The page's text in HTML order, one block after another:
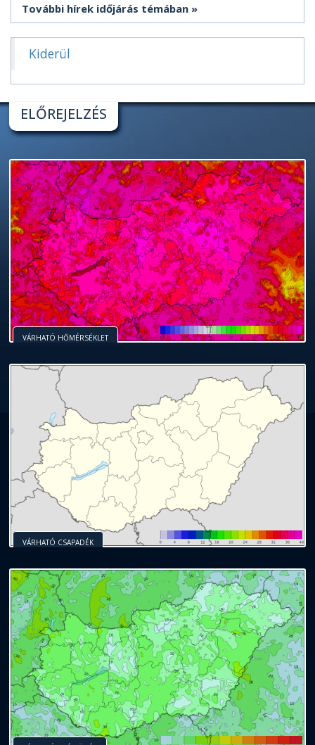
További hírek időjárás témában
Kiderül
ELŐREJELZÉS
VÁRHATÓ HŐMÉRSÉKLET
VÁRHATÓ CSAPADÉK